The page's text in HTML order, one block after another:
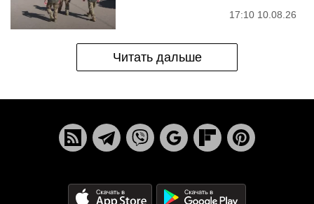
17:10 10.08.26
Читать дальше